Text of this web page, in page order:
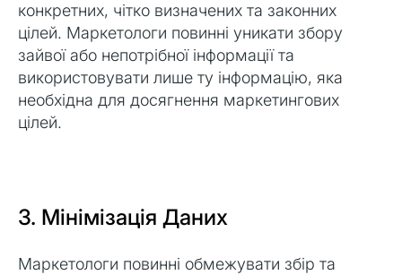
конкретних, чітко визначених та законних
цілей. Маркетологи повинні уникати збору
зайвої або непотрібної інформації та
використовувати лише ту інформацію, яка
необхідна для досягнення маркетингових
цілей.
3. Мінімізація Даних
Маркетологи повинні обмежувати збір та